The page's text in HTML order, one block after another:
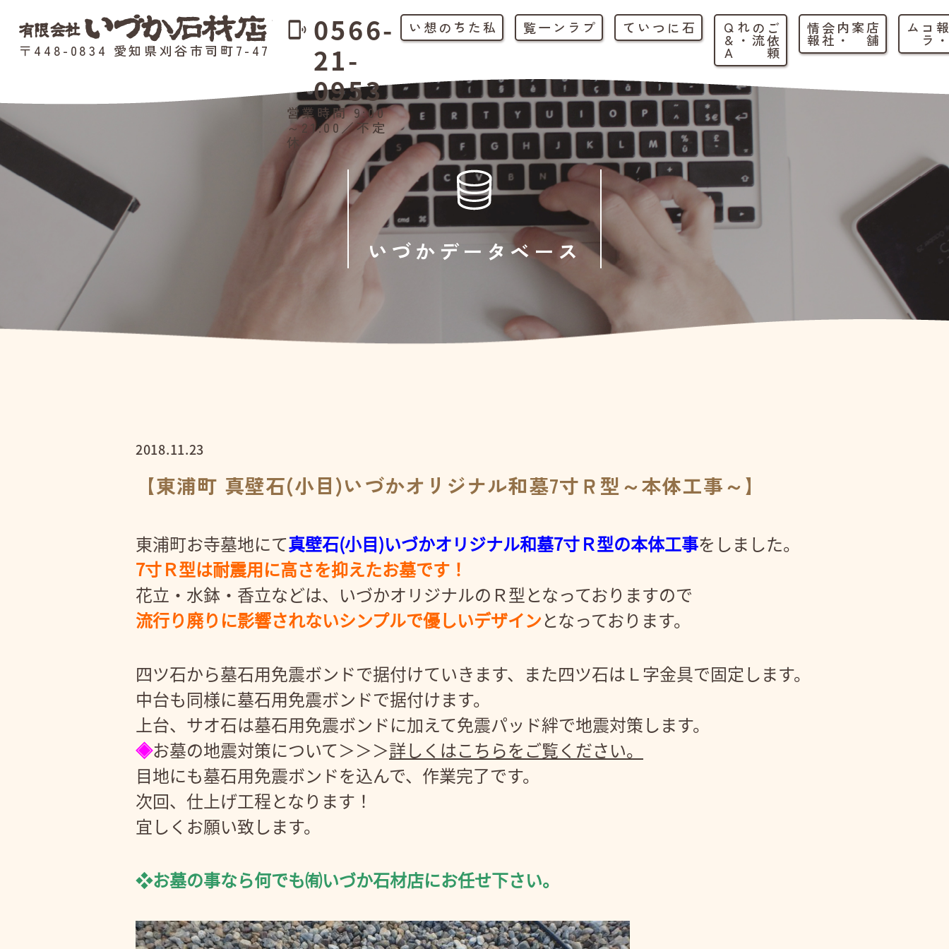
〒448-0834 愛知県刈谷市司町7-47
phonelink_ring 0566-
21-
0953
営業時間 9:00
～21:00／不定
休
私たちの想い プラン一覧 石について ご
依
頼
の
流
れ
・
Q
&
A 店
舗
案内
・
会
社
情
報
いづかデータベース
2018.11.23
【東浦町 真壁石(小目)いづかオリジナル和墓7寸Ｒ型～本体工事～】
東浦町お寺墓地にて真壁石(小目)いづかオリジナル和墓7寸Ｒ型の本体工事をしました。
7寸Ｒ型は耐震用に高さを抑えたお墓です！
花立・水鉢・香立などは、いづかオリジナルのＲ型となっておりますので
流行り廃りに影響されないシンプルで優しいデザインとなっております。
四ツ石から墓石用免震ボンドで据付けていきます、また四ツ石はＬ字金具で固定します。
中台も同様に墓石用免震ボンドで据付けます。
上台、サオ石は墓石用免震ボンドに加えて免震パッド絆で地震対策します。
◈お墓の地震対策について＞＞＞詳しくはこちらをご覧ください。
目地にも墓石用免震ボンドを込んで、作業完了です。
次回、仕上げ工程となります！
宜しくお願い致します。
❖お墓の事なら何でも㈲いづか石材店にお任せ下さい。